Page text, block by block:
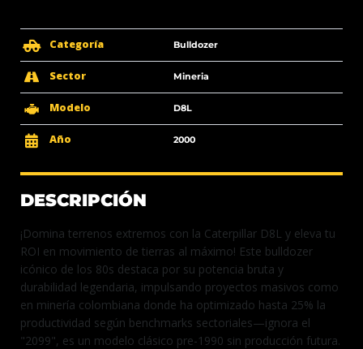
Categoría Bulldozer
Sector Mineria
Modelo D8L
Año 2000
DESCRIPCIÓN
¡Domina terrenos extremos con la Caterpillar D8L y eleva tu
ROI en movimiento de tierras al máximo! Este bulldozer
icónico de los 80s destaca por su potencia bruta y
durabilidad legendaria, impulsando proyectos masivos como
en minería colombiana donde ha optimizado hasta 25% la
productividad según benchmarks sectoriales—ignora el
"2099", es un modelo clásico pre-1990 sin producción futura.